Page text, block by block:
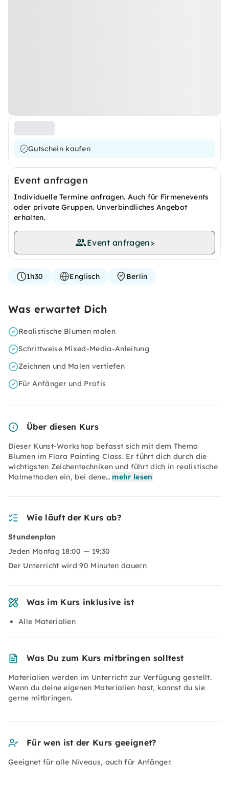
Gutschein kaufen
Event anfragen
Individuelle Termine anfragen. Auch für Firmenevents
oder private Gruppen. Unverbindliches Angebot
erhalten.
Event anfragen>
1h30 Englisch Berlin
Was erwartet Dich
Realistische Blumen malen
Schrittweise Mixed-Media-Anleitung
Zeichnen und Malen vertiefen
Für Anfänger und Profis
Über diesen Kurs
Dieser Kunst-Workshop befasst sich mit dem Thema
Blumen im Flora Painting Class. Er führt dich durch die
wichtigsten Zeichentechniken und führt dich in realistische
Malmethoden ein, bei dene… mehr lesen
Wie läuft der Kurs ab?
Stundenplan
Jeden Montag 18:00 — 19:30
Der Unterricht wird 90 Minuten dauern
Was im Kurs inklusive ist
Alle Materialien
Was Du zum Kurs mitbringen solltest
Materialien werden im Unterricht zur Verfügung gestellt.
Wenn du deine eigenen Materialien hast, kannst du sie
gerne mitbringen.
Für wen ist der Kurs geeignet?
Geeignet für alle Niveaus, auch für Anfänger.